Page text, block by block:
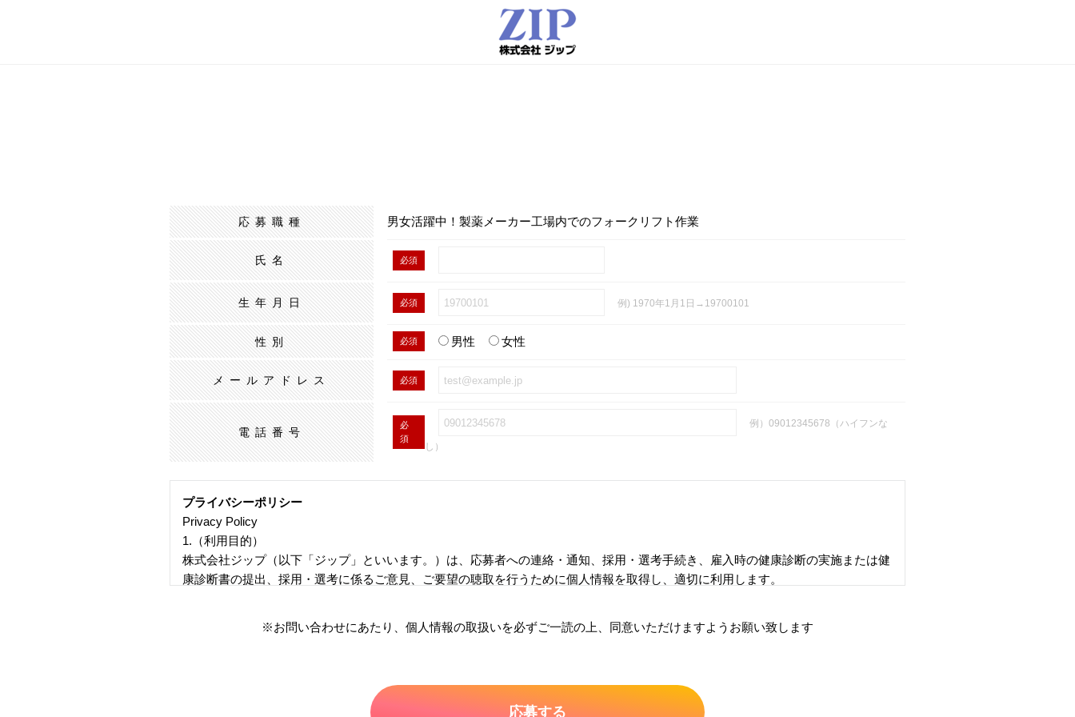
応募職種 男女活躍中！製薬メーカー工場内でのフォークリフト作業
氏名 必須
生年月日 必須 例) 1970年1月1日→19700101
性別 必須 男性 女性
メールアドレス 必須
電話番号
必
須
例）09012345678（ハイフンな
し）
プライバシーポリシー
Privacy Policy
1.（利用目的）
株式会社ジップ（以下「ジップ」といいます。）は、応募者への連絡・通知、採用・選考手続き、雇入時の健康診断の実施または健
康診断書の提出、採用・選考に係るご意見、ご要望の聴取を行うために個人情報を取得し、適切に利用します。
あります。・法令に基づく場合・人の生命、身体または財産の保護のために必要がある場合であって、本人の同意を得ることが困難
る場合であって、本人の同意を得ることにより当該事務の遂行に支障を及ぼすおそれがあるとき
※お問い合わせにあたり、個人情報の取扱いを必ずご一読の上、同意いただけますようお願い致します